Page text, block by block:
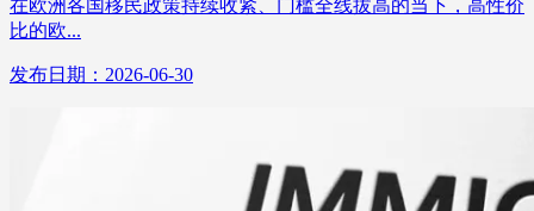
在欧洲各国移民政策持续收紧、门槛全线拔高的当下，高性价
比的欧...
发布日期：2026-06-30